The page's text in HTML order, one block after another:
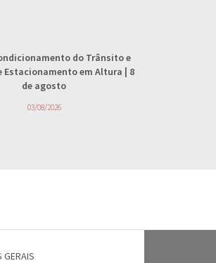
do Trânsito e
Estacionamento em Altura | 8
de agosto
03/08/2026
GERAIS